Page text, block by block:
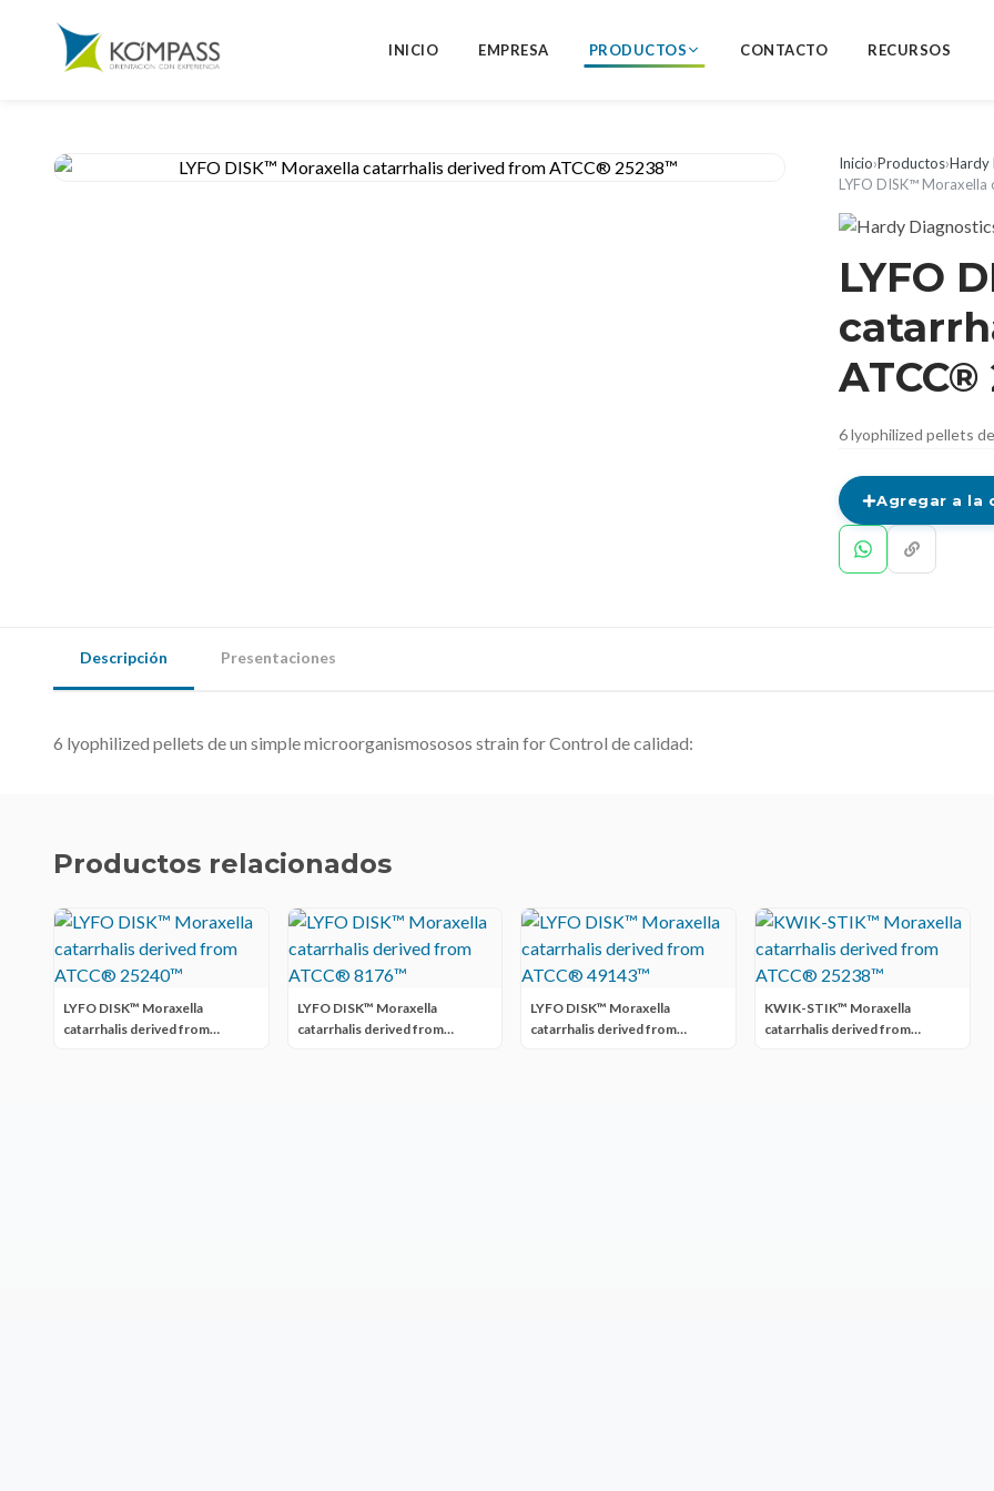
INICIO EMPRESA PRODUCTOS CONTACTO RECURSOS
Inicio›Productos›Hardy
LYFO DISK™
LYFO
6 lyophilized pellets
Agregar a la
Descripción Presentaciones
6 lyophilized pellets de un simple microorganismososos strain for Control de calidad:
Productos relacionados
LYFO DISK™ Moraxella
catarrhalis derived from
LYFO DISK™ Moraxella
catarrhalis derived from
LYFO DISK™ Moraxella
catarrhalis derived from
KWIK-STIK™ Moraxella
catarrhalis derived from